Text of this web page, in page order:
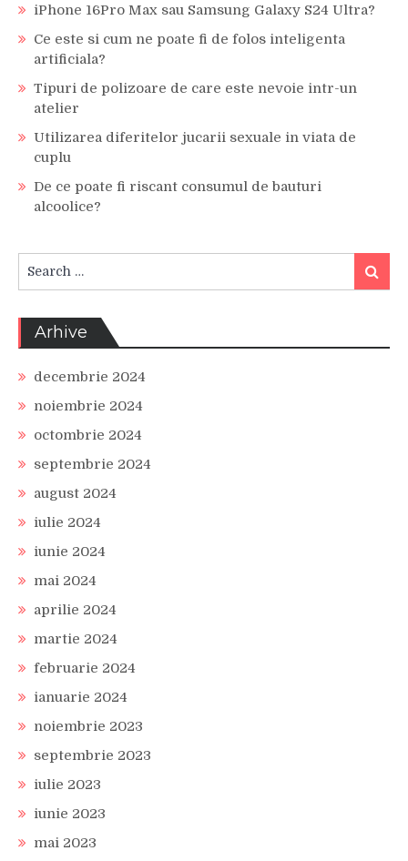
iPhone 16Pro Max sau Samsung Galaxy S24 Ultra?
Ce este si cum ne poate fi de folos inteligenta
artificiala?
Tipuri de polizoare de care este nevoie intr-un
atelier
Utilizarea diferitelor jucarii sexuale in viata de
cuplu
De ce poate fi riscant consumul de bauturi
alcoolice?
for:
Search
Arhive
decembrie 2024
noiembrie 2024
octombrie 2024
septembrie 2024
august 2024
iulie 2024
iunie 2024
mai 2024
aprilie 2024
martie 2024
februarie 2024
ianuarie 2024
noiembrie 2023
septembrie 2023
iulie 2023
iunie 2023
mai 2023